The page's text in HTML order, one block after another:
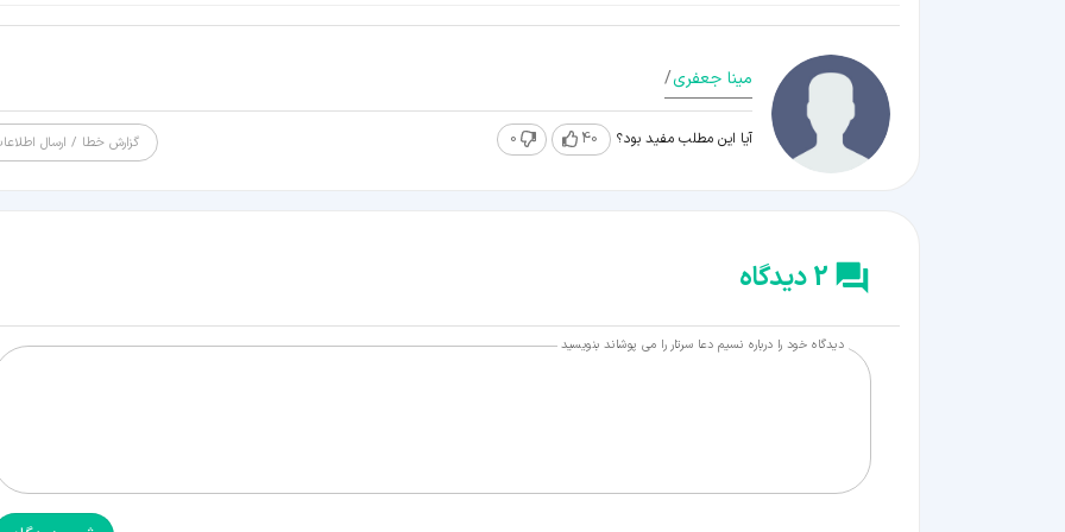
مینا جعفری/
آیا این مطلب مفید بود؟ 40
0 گزارش خطا / ارسال
2 دیدگاه
دیدگاه خود را درباره نسیم دعا سرتار را می پوشاند بنویسید